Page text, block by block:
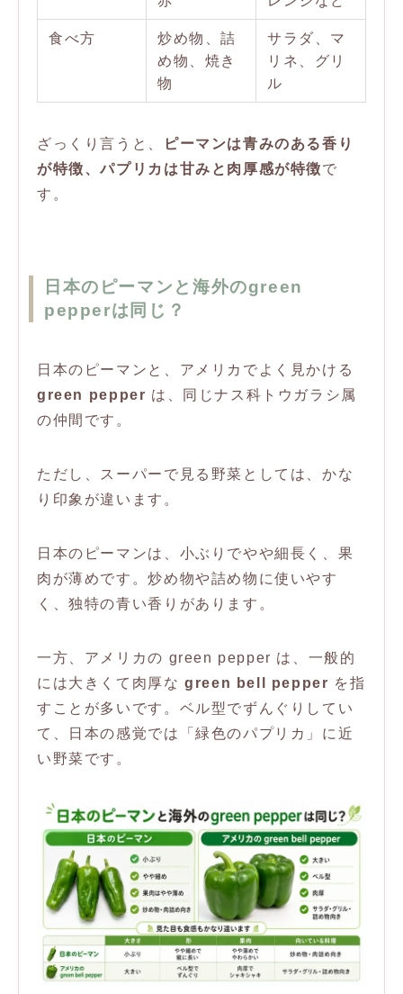
食べ方
炒め物、詰
め物、焼き
物
サラダ、マ
リネ、グリ
ル
ざっくり言うと、
ピーマンは青みのある香り
が特徴、パプリカは甘みと肉厚感が特徴で
す。
日本のピーマンと海外のgreen
pepperは同じ？
日本のピーマンと、アメリカでよく見かける
green pepper は、同じナス科トウガラシ属
の仲間です。
ただし、スーパーで見る野菜としては、かな
り印象が違います。
日本のピーマンは、小ぶりでやや細長く、果
肉が薄めです。炒め物や詰め物に使いやす
く、独特の青い香りがあります。
一方、アメリカの green pepper は、一般的
には大きくて肉厚なgreen bell pepper を指
すことが多いです。ベル型でずんぐりしてい
て、日本の感覚では「緑色のパプリカ」に近
い野菜です。